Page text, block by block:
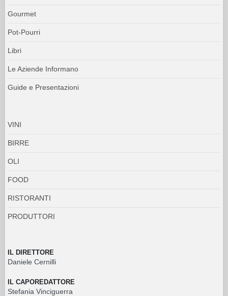
Gourmet
Pot-Pourri
Libri
Le Aziende Informano
Guide e Presentazioni
VINI
BIRRE
OLI
FOOD
RISTORANTI
PRODUTTORI
IL DIRETTORE
Daniele Cernilli
IL CAPOREDATTORE
Stefania Vinciguerra